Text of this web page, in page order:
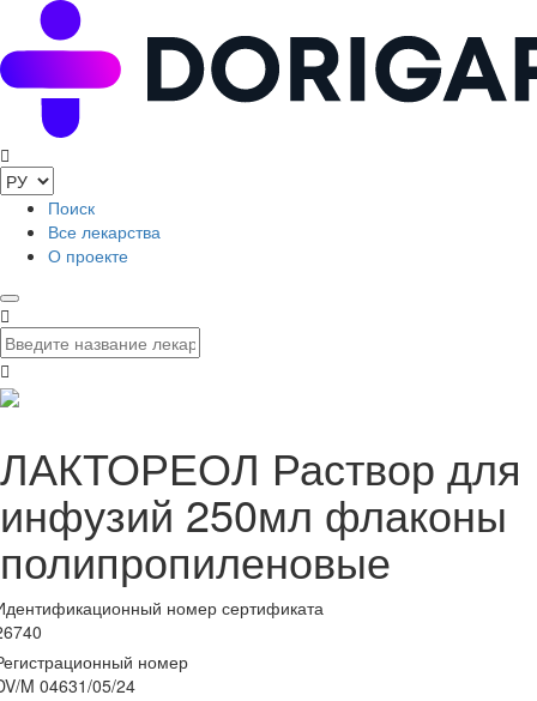
Поиск
Все лекарства
О проекте
ЛАКТОРЕОЛ Раствор для
инфузий 250мл флаконы
полипропиленовые
номер сертификата
номер
M 04631/05/24